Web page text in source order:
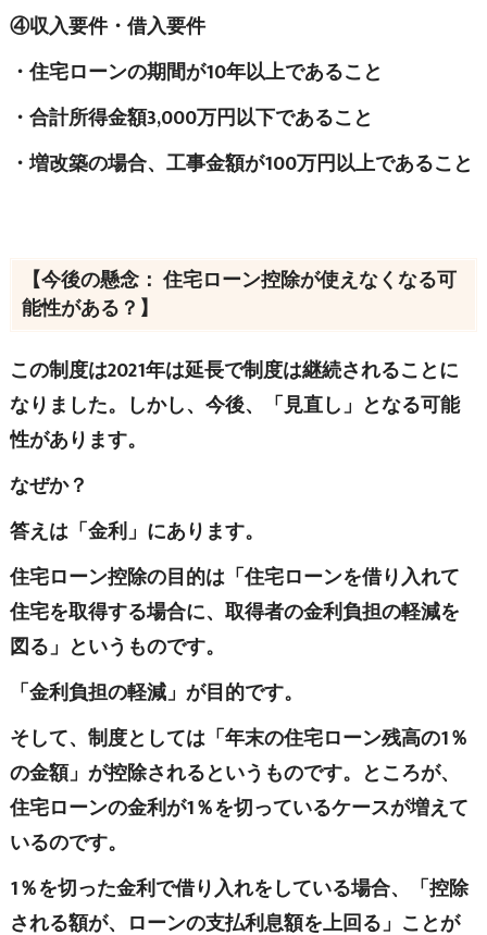
④収入要件・借入要件
・住宅ローンの期間が10年以上であること
・合計所得金額3,000万円以下であること
・増改築の場合、工事金額が100万円以上であること
【今後の懸念： 住宅ローン控除が使えなくなる可
能性がある？】
この制度は2021年は延長で制度は継続されることに
なりました。しかし、今後、「見直し」となる可能
性があります。
なぜか？
答えは「金利」にあります。
住宅ローン控除の目的は「住宅ローンを借り入れて
住宅を取得する場合に、取得者の金利負担の軽減を
図る」というものです。
「金利負担の軽減」が目的です。
そして、制度としては「年末の住宅ローン残高の1％
の金額」が控除されるというものです。ところが、
住宅ローンの金利が1％を切っているケースが増えて
いるのです。
1％を切った金利で借り入れをしている場合、「控除
される額が、ローンの支払利息額を上回る」ことが